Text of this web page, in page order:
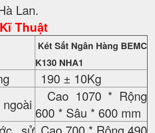
Lan.
Thuật
Két Sắt Ngân Hàng BEMC
K130 NHA1
190 ± 10Kg
Cao 1070 * Rộng
600 * Sâu * 600 mm